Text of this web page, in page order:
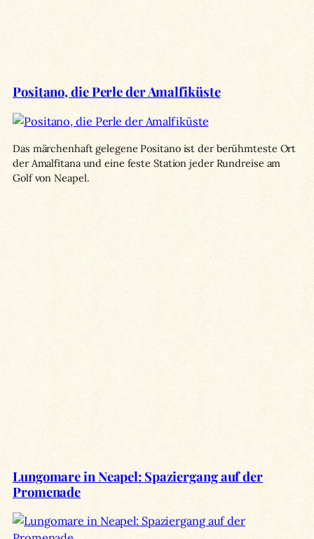
Positano, die Perle der Amalfiküste
Das märchenhaft gelegene Positano ist der berühmteste Ort
der Amalfitana und eine feste Station jeder Rundreise am
Golf von Neapel.
Lungomare in Neapel: Spaziergang auf der
Promenade